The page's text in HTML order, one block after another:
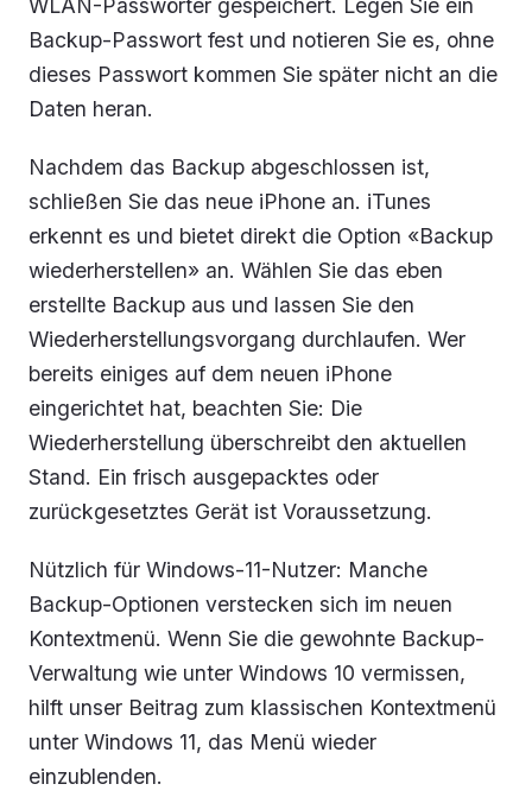
WLAN-Passwörter gespeichert. Legen Sie ein
Backup-Passwort fest und notieren Sie es, ohne
dieses Passwort kommen Sie später nicht an die
Daten heran.
Nachdem das Backup abgeschlossen ist,
schließen Sie das neue iPhone an. iTunes
erkennt es und bietet direkt die Option «Backup
wiederherstellen» an. Wählen Sie das eben
erstellte Backup aus und lassen Sie den
Wiederherstellungsvorgang durchlaufen. Wer
bereits einiges auf dem neuen iPhone
eingerichtet hat, beachten Sie: Die
Wiederherstellung überschreibt den aktuellen
Stand. Ein frisch ausgepacktes oder
zurückgesetztes Gerät ist Voraussetzung.
Nützlich für Windows-11-Nutzer: Manche
Backup-Optionen verstecken sich im neuen
Kontextmenü. Wenn Sie die gewohnte Backup-
Verwaltung wie unter Windows 10 vermissen,
hilft unser Beitrag zum klassischen Kontextmenü
unter Windows 11, das Menü wieder
einzublenden.